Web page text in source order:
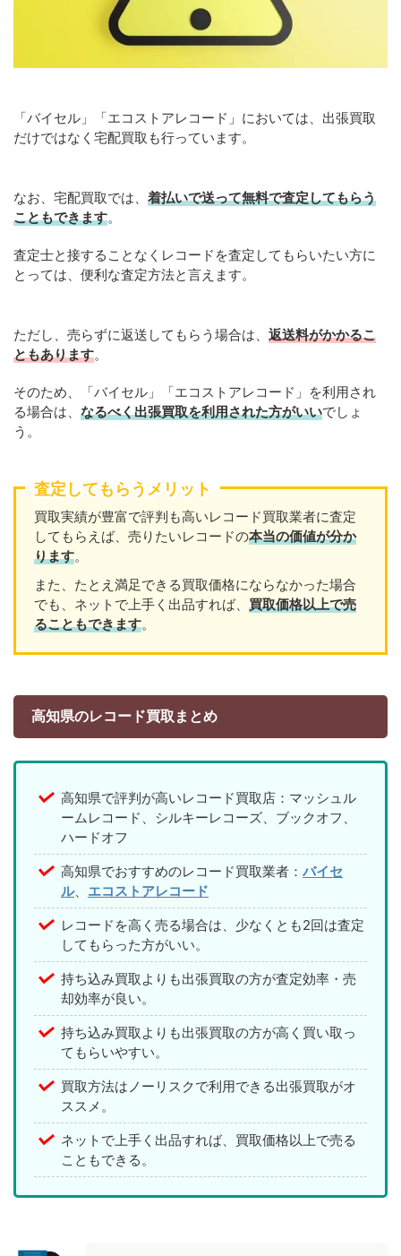
「バイセル」「エコストアレコード」においては、出張買取
だけではなく宅配買取も行っています。
なお、宅配買取では、 着払いで送って無料で査定してもらう
こともできます。
査定士と接することなくレコードを査定してもらいたい方に
とっては、便利な査定方法と言えます。
ただし、売らずに返送してもらう場合は、 返送料がかかるこ
ともあります。
そのため、「バイセル」「エコストアレコード」を利用され
る場合は、 なるべく出張買取を利用された方がいいでしょ
う。
査定してもらうメリット
買取実績が豊富で評判も高いレコード買取業者に査定
してもらえば、売りたいレコードの本当の価値が分か
ります。
また、たとえ満足できる買取価格にならなかった場合
でも、ネットで上手く出品すれば、 買取価格以上で売
ることもできます。
高知県のレコード買取まとめ
高知県で評判が高いレコード買取店：マッシュル
ームレコード、シルキーレコーズ、ブックオフ、
ハードオフ
高知県でおすすめのレコード買取業者： バイセ
ル、 エコストアレコード
レコードを高く売る場合は、少なくとも2回は査定
してもらった方がいい。
持ち込み買取よりも出張買取の方が査定効率・売
却効率が良い。
持ち込み買取よりも出張買取の方が高く買い取っ
てもらいやすい。
買取方法はノーリスクで利用できる出張買取がオ
ススメ。
ネットで上手く出品すれば、買取価格以上で売る
こともできる。